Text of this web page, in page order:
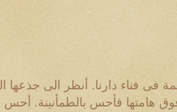
فى فناء دارنا. أنظر الى
فوق هامتها فأحس بالطمأنينة.